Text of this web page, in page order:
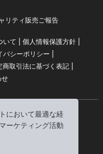
において最適な経
ーケティング活動
リティ販売ご報告
いて | 個人情報保護方針|
バシーポリシー |
商取引法に基づく表記 |
せ
ほん/キクホン）は
標です。